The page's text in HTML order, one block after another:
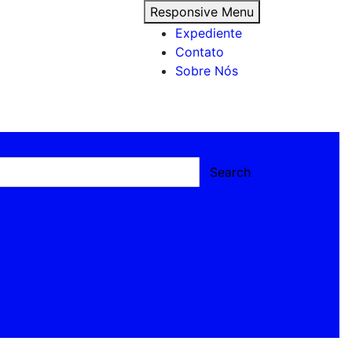
Responsive Menu
Expediente
Contato
Sobre Nós
Search